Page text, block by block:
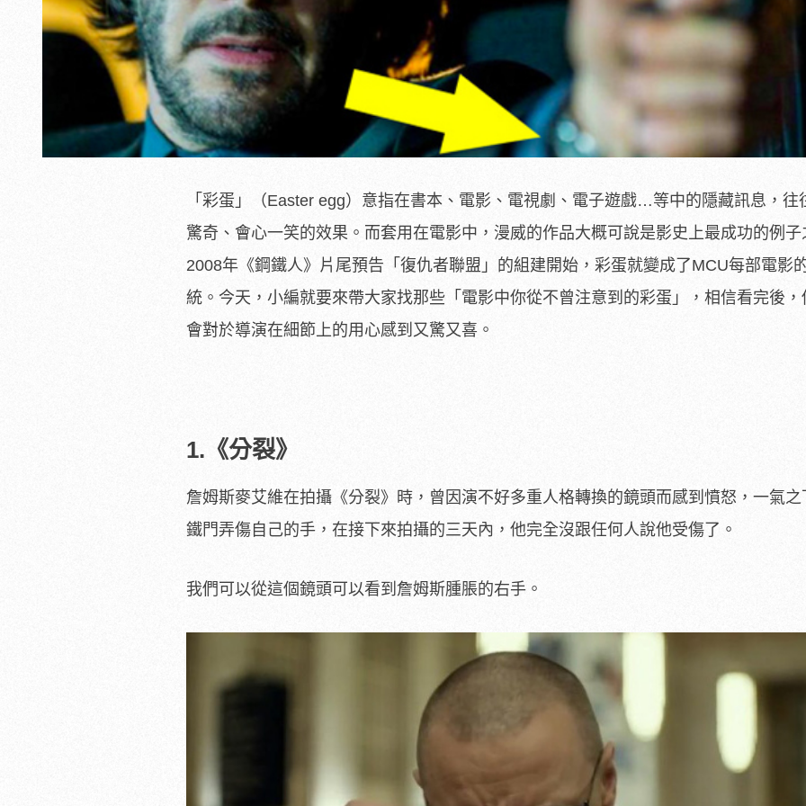
「彩蛋」（Easter egg）意指在書本、電影、電視劇、電子遊戲…等中的隱藏訊息，往
驚奇、會心一笑的效果。而套用在電影中，漫威的作品大概可說是影史上最成功的例子
2008年《鋼鐵人》片尾預告「復仇者聯盟」的組建開始，彩蛋就變成了MCU每部電影
統。今天，小編就要來帶大家找那些「電影中你從不曾注意到的彩蛋」，相信看完後，
會對於導演在細節上的用心感到又驚又喜。
1.《分裂》
詹姆斯麥艾維在拍攝《分裂》時，曾因演不好多重人格轉換的鏡頭而感到憤怒，一氣之
鐵門弄傷自己的手，在接下來拍攝的三天內，他完全沒跟任何人說他受傷了。
我們可以從這個鏡頭可以看到詹姆斯腫脹的右手。